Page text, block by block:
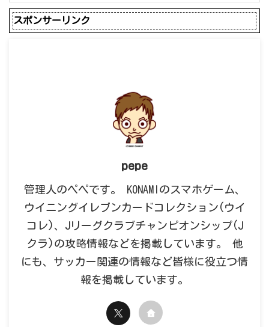
スポンサーリンク
pepe
管理人のペペです。 KONAMIのスマホゲーム、
ウイニングイレブンカードコレクション(ウイ
コレ)、Jリーグクラブチャンピオンシップ(J
クラ)の攻略情報などを掲載しています。 他
にも、サッカー関連の情報など皆様に役立つ情
報を掲載しています。